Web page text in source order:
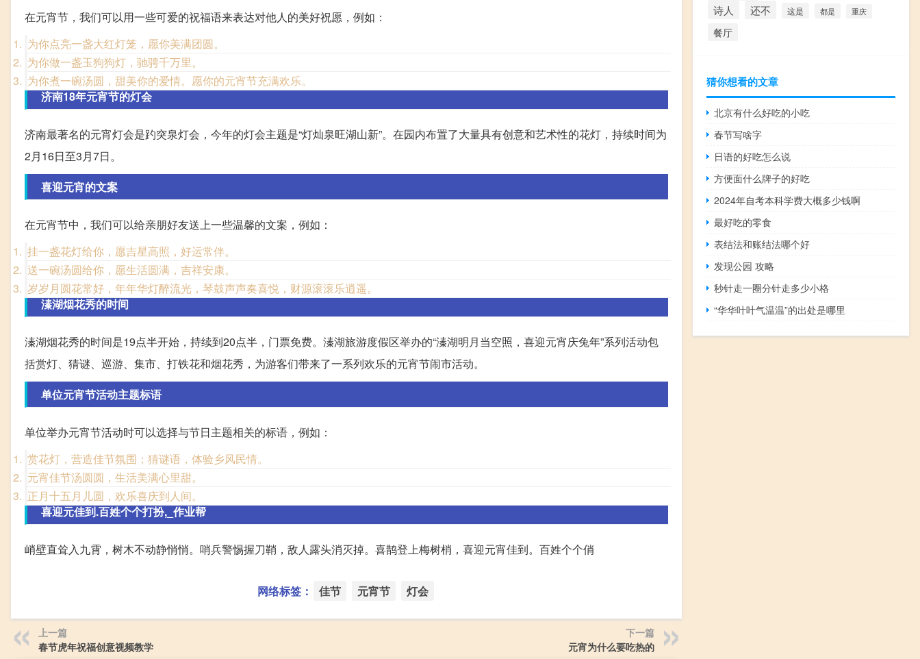
在元宵节，我们可以用一些可爱的祝福语来表达对他人的美好祝愿，例如：
为你点亮一盏大红灯笼，愿你美满团圆。
为你做一盏玉狗狗灯，驰骋千万里。
为你煮一碗汤圆，甜美你的爱情。愿你的元宵节充满欢乐。
济南18年元宵节的灯会
济南最著名的元宵灯会是趵突泉灯会，今年的灯会主题是“灯灿泉旺湖山新”。在园内布置了大量具有创意和艺术性的花灯，持续时间为
2月16日至3月7日。
喜迎元宵的文案
在元宵节中，我们可以给亲朋好友送上一些温馨的文案，例如：
挂一盏花灯给你，愿吉星高照，好运常伴。
送一碗汤圆给你，愿生活圆满，吉祥安康。
岁岁月圆花常好，年年华灯醉流光，琴鼓声声奏喜悦，财源滚滚乐逍遥。
溱湖烟花秀的时间
溱湖烟花秀的时间是19点半开始，持续到20点半，门票免费。溱湖旅游度假区举办的“溱湖明月当空照，喜迎元宵庆兔年”系列活动包
括赏灯、猜谜、巡游、集市、打铁花和烟花秀，为游客们带来了一系列欢乐的元宵节闹市活动。
单位元宵节活动主题标语
单位举办元宵节活动时可以选择与节日主题相关的标语，例如：
赏花灯，营造佳节氛围；猜谜语，体验乡风民情。
元宵佳节汤圆圆，生活美满心里甜。
正月十五月儿圆，欢乐喜庆到人间。
喜迎元佳到.百姓个个打扮,_作业帮
峭壁直耸入九霄，树木不动静悄悄。哨兵警惕握刀鞘，敌人露头消灭掉。喜鹊登上梅树梢，喜迎元宵佳到。百姓个个俏
网络标签： 佳节 元宵节 灯会
上一篇
春节虎年祝福创意视频教学
下一篇
元宵为什么要吃热的
诗人 还不 这是 都是 重庆
餐厅
猜你想看的文章
北京有什么好吃的小吃
春节写啥字
日语的好吃怎么说
方便面什么牌子的好吃
2024年自考本科学费大概多少钱啊
最好吃的零食
表结法和账结法哪个好
发现公园 攻略
秒针走一圈分针走多少小格
“华华叶叶气温温”的出处是哪里